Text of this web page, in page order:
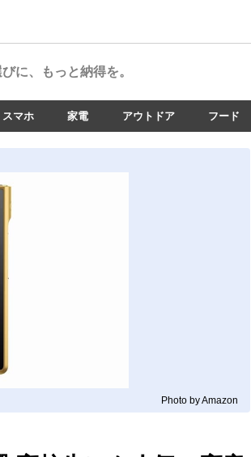
に、もっと納得を。
スマホ 家電 アウトドア フード
Photo by Amazon